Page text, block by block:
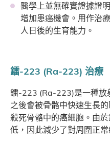
醫學上並無確實證據證
增加患癌機會。用作治
人日後的生育能力。
鐳-223 (Ra-223) 治療
鐳-223 (Ra-223)是一種放
之後會被骨骼中快速生長
殺死骨骼中的癌細胞。由
低，因此減少了對周圍正常